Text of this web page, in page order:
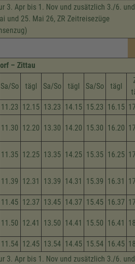
3. Apr bis 1. Nov und zusätzlich 3./6.
und 25. Mai 26, ZR Zeitreisezüge
– Zittau
Sa/So tägl Sa/So tägl Sa/So tägl
11.23 12.15 13.23 14.15 15.23 16.15
11.30 12.20 13.30 14.20 15.30 16.20
11.35 12.25 13.35 14.25 15.35 16.25
11.39 12.31 13.39 14.31 15.39 16.31
11.45 12.37 13.45 14.37 15.45 16.37
11.50 12.41 13.50 14.41 15.50 16.41
11.54 12.45 13.54 14.45 15.54 16.45
3. Apr bis 1. Nov und zusätzlich 3./6.